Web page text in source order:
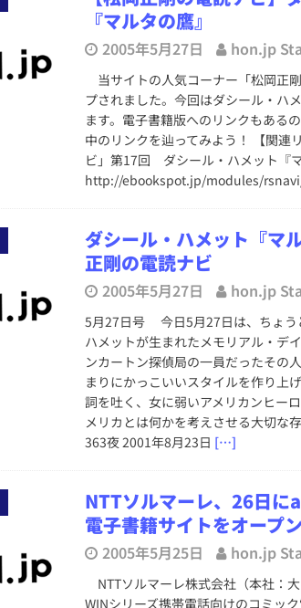
『マルタの鷹』
2005年5月27日 hon.jp
当サイトの人気コーナー「松岡正
プされました。今回はダシール・ハ
ます。電子書籍版へのリンクもある
中のリンクを辿ってみよう！ 【関連
ビ」第17回 ダシール・ハメット『マ
http://ebookspot.jp/modules/
ダシール・ハメット『
正剛の電読ナビ
2005年5月27日 hon.jp
5月27日号 今日5月27日は、ちょう
ハメットが生まれたメモリアル・デ
ンカートン探偵局の一員だったその
まりにかっこいいスタイルを作り上
詞を吐く、女に弱いアメリカンヒー
メリカとは何かを考えさせる大切な
363夜 2001年8月23日 […]
NTTソルマーレ、26日に
電子書籍サイトをオープン
2005年5月25日 hon.jp
NTTソルマーレ株式会社（本社：
WINシリーズ携帯電話向けのコミッ